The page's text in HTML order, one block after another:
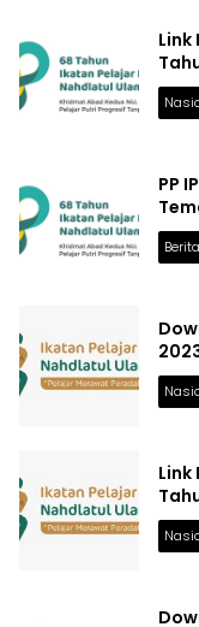
Link
PP
Berita
Link